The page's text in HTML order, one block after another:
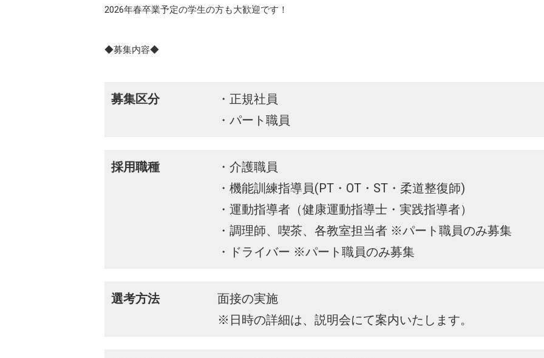
2026年春卒業予定の学生の方も大歓迎です！
◆募集内容◆
募集区分
・正規社員
・パート職員
採用職種
・介護職員
・機能訓練指導員(PT・OT・ST・柔道整復師)
・運動指導者（健康運動指導士・実践指導者）
・調理師、喫茶、各教室担当者 ※パート職員のみ募集
・ドライバー ※パート職員のみ募集
選考方法
面接の実施
※日時の詳細は、説明会にて案内いたします。